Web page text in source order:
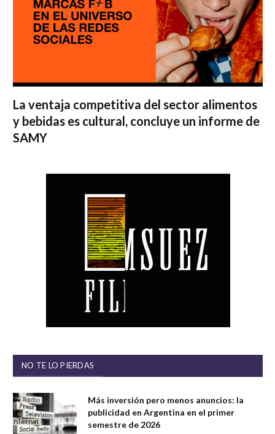
La ventaja competitiva del sector alimentos
y bebidas es cultural, concluye un informe de
SAMY
NO TE LO PIERDAS
Más inversión pero menos anuncios: la
publicidad en Argentina en el primer
semestre de 2026